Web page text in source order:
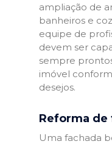
ampliação de
banheiros e
equipe de
devem ser
sempre
imóvel
desejos.
Reforma de
Uma fachada